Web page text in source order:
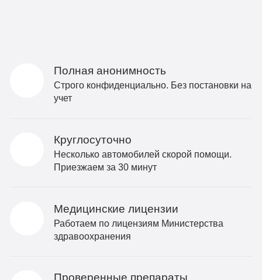
Полная анонимность
Строго конфиденциально. Без постановки на
учет
Круглосуточно
Несколько автомобилей скорой помощи.
Приезжаем за 30 минут
Медицинские лицензии
Работаем по лицензиям Министерства
здравоохранения
Проверенные препараты